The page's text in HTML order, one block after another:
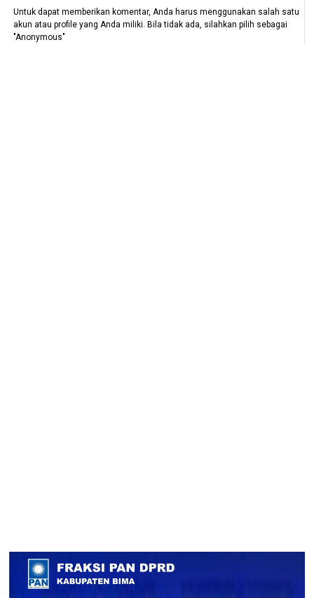
Untuk dapat memberikan komentar, Anda harus menggunakan salah satu
akun atau profile yang Anda miliki. Bila tidak ada, silahkan pilih sebagai
"Anonymous"